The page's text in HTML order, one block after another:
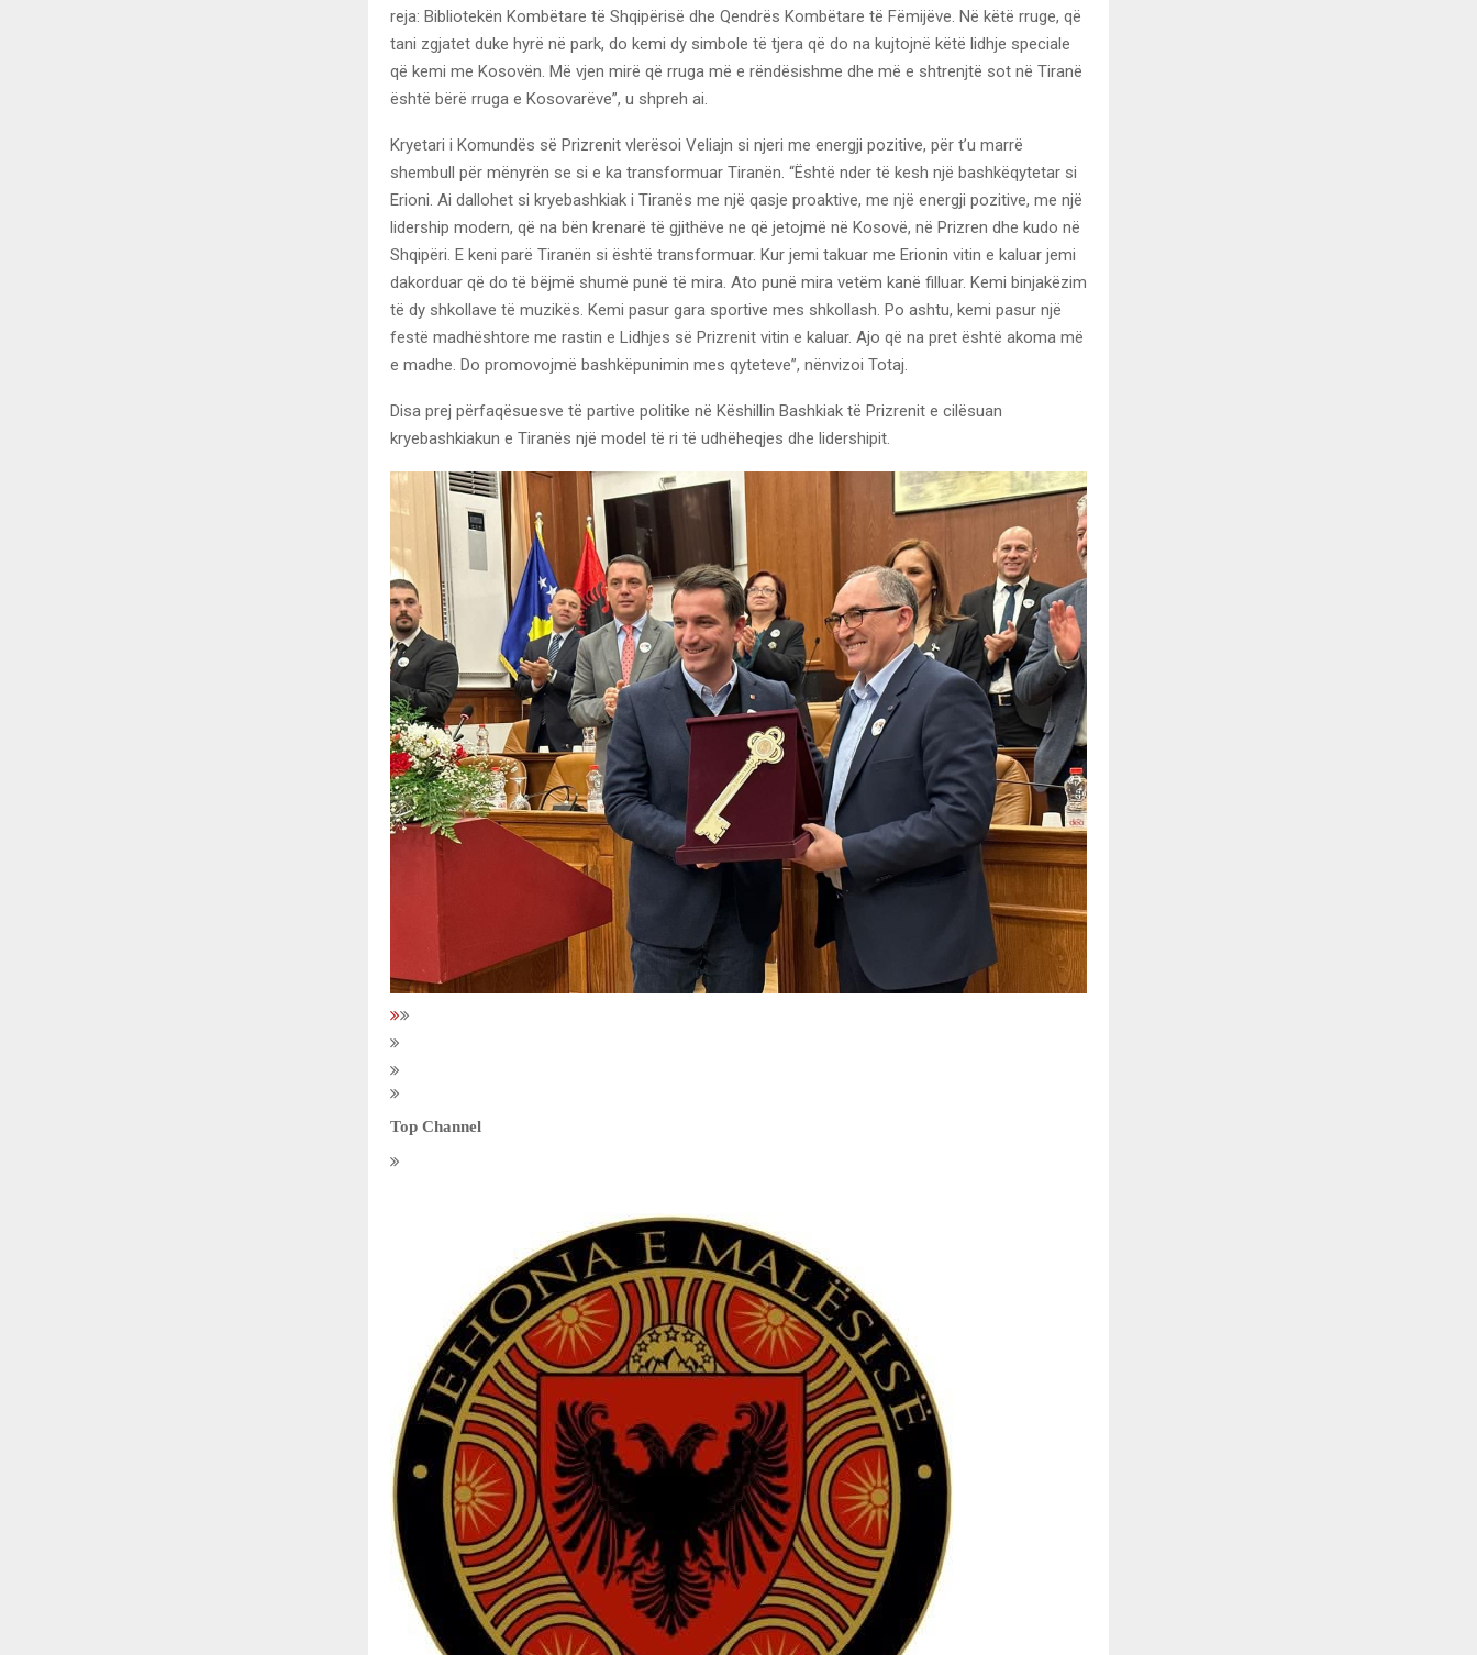
reja: Bibliotekën Kombëtare të Shqipërisë dhe Qendrës Kombëtare të Fëmijëve. Në këtë rruge, që
tani zgjatet duke hyrë në park, do kemi dy simbole të tjera që do na kujtojnë këtë lidhje speciale
që kemi me Kosovën. Më vjen mirë që rruga më e rëndësishme dhe më e shtrenjtë sot në Tiranë
është bërë rruga e Kosovarëve”, u shpreh ai.
Kryetari i Komundës së Prizrenit vlerësoi Veliajn si njeri me energji pozitive, për t’u marrë
shembull për mënyrën se si e ka transformuar Tiranën. “Është nder të kesh një bashkëqytetar si
Erioni. Ai dallohet si kryebashkiak i Tiranës me një qasje proaktive, me një energji pozitive, me një
lidership modern, që na bën krenarë të gjithëve ne që jetojmë në Kosovë, në Prizren dhe kudo në
Shqipëri. E keni parë Tiranën si është transformuar. Kur jemi takuar me Erionin vitin e kaluar jemi
dakorduar që do të bëjmë shumë punë të mira. Ato punë mira vetëm kanë filluar. Kemi binjakëzim
të dy shkollave të muzikës. Kemi pasur gara sportive mes shkollash. Po ashtu, kemi pasur një
festë madhështore me rastin e Lidhjes së Prizrenit vitin e kaluar. Ajo që na pret është akoma më
e madhe. Do promovojmë bashkëpunimin mes qyteteve”, nënvizoi Totaj.
Disa prej përfaqësuesve të partive politike në Këshillin Bashkiak të Prizrenit e cilësuan
kryebashkiakun e Tiranës një model të ri të udhëheqjes dhe lidershipit.
Top Channel